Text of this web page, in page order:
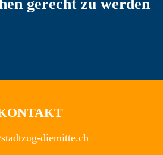
gerecht zu werden
diemitte.ch